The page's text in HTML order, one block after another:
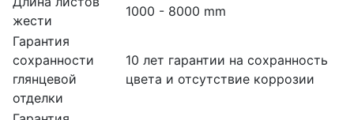
жести
1000 - 8000 mm
Гарантия
сохранности
глянцевой
отделки
10 лет гарантии на сохранность
цвета и отсутствие коррозии